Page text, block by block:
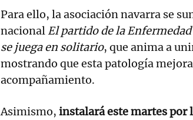
Para ello, la asociación navarra se
nacional El partido de la
se juega en solitario, que anima a
mostrando que esta patología
acompañamiento.
Asimismo, instalará este martes por